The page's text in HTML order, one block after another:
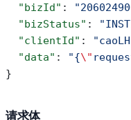
  "bizId"
:
  "bizStatus"
:
  "clientId"
:
  "data"
: "{\"
}
请求体